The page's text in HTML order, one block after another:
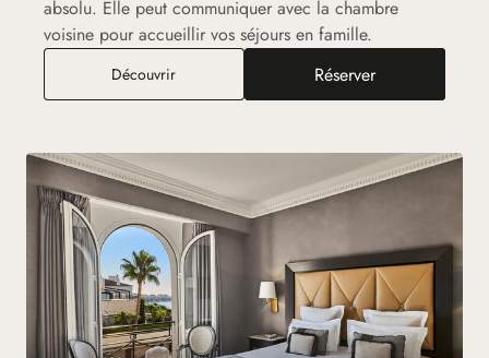
absolu. Elle peut communiquer avec la chambre
voisine pour accueillir vos séjours en famille.
DécouvrirChambre Deluxe VilleRéserver